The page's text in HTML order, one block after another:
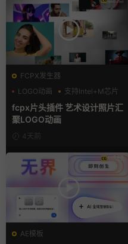
FCPX发生器
LOGO动画
支持Intel+M芯片
汇聚
fcpx片头插件 艺术设计照片汇
聚LOGO动画
4天前
AE模板